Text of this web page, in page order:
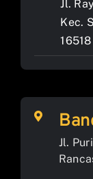
Jl.
Kec.
16518
Jl.